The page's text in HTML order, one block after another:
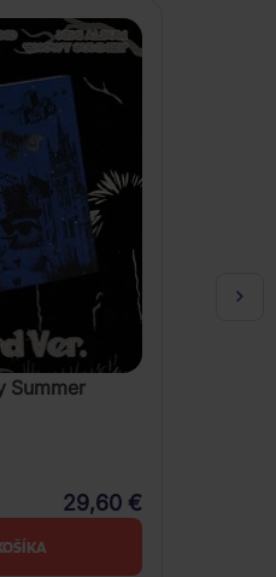
Summer
29,60 €